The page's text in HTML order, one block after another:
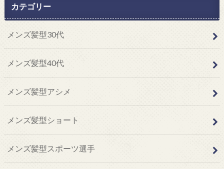
カテゴリー
メンズ髪型30代
メンズ髪型40代
メンズ髪型アシメ
メンズ髪型ショート
メンズ髪型スポーツ選手